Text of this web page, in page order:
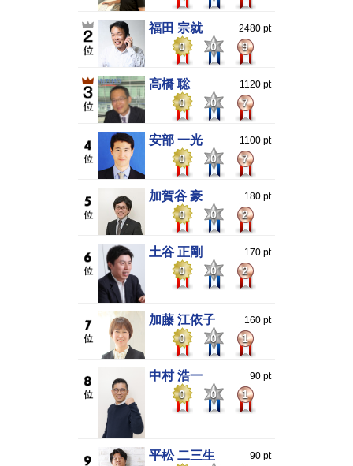
福田 宗就 2480 pt
0 0 9
高橋 聡 1120 pt
0 0 7
安部 一光 1100 pt
0 0 7
加賀谷 豪 180 pt
0 0 2
土谷 正剛 170 pt
0 0 2
加藤 江依子 160 pt
0 0 1
中村 浩一 90 pt
0 0 1
平松 二三生 90 pt